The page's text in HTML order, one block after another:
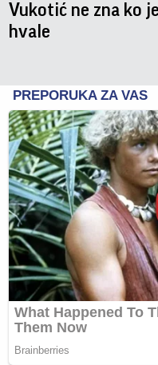
Vukotić ne zna ko
hvale